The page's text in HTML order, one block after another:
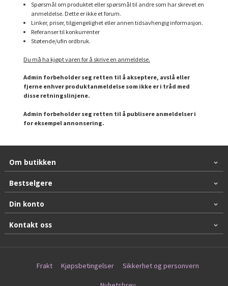
Spørsmål om produktet eller spørsmål til andre som har skrevet en
anmeldelse. Dette er ikke et forum.
Linker, priser, tilgjengelighet eller annen tidsavhengig informasjon.
Referanser til konkurrenter
Støtende/ufin ordbruk.
Du må ha kjøpt varen for å skrive en anmeldelse.
Admin forbeholder seg retten til å akseptere, avslå eller
fjerne enhver produktanmeldelse som ikke er i tråd med
disse retningslinjene.
Admin forbeholder seg retten til å publisere anmeldelser i
for eksempel annonsering.
Om butikken
Bestselgere
Din konto
Kontakt oss
Frakt Kjøpsbetingelser Sikkerhet og personvern